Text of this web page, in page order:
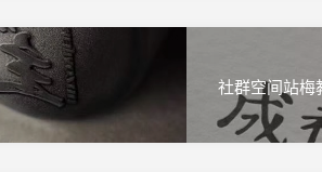
社群空间站梅